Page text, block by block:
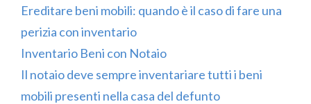
Ereditare beni mobili: quando è il caso di fare una
perizia con inventario
Inventario Beni con Notaio
Il notaio deve sempre inventariare tutti i beni
mobili presenti nella casa del defunto